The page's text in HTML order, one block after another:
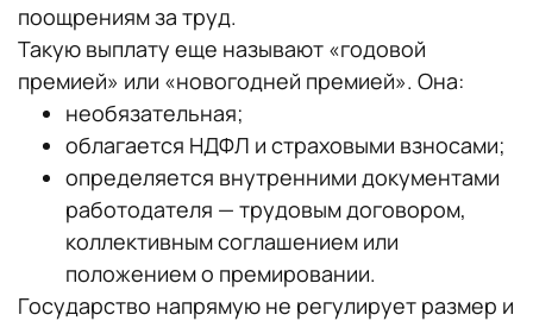
поощрениям за труд.
Такую выплату еще называют «годовой
премией» или «новогодней премией». Она:
необязательная;
облагается НДФЛ и страховыми взносами;
определяется внутренними документами
работодателя — трудовым договором,
коллективным соглашением или
положением о премировании.
Государство напрямую не регулирует размер и